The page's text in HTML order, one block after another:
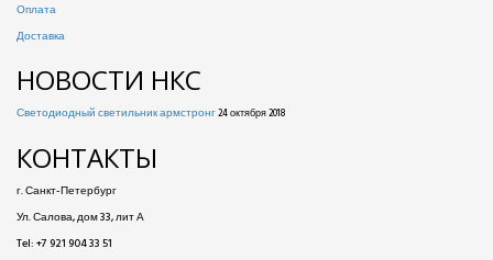
Оплата
Доставка
НОВОСТИ НКС
Светодиодный светильник армстронг24 октября 2018
КОНТАКТЫ
г. Санкт-Петербург
Ул. Салова, дом 33, лит А
Tel: +7 921 904 33 51